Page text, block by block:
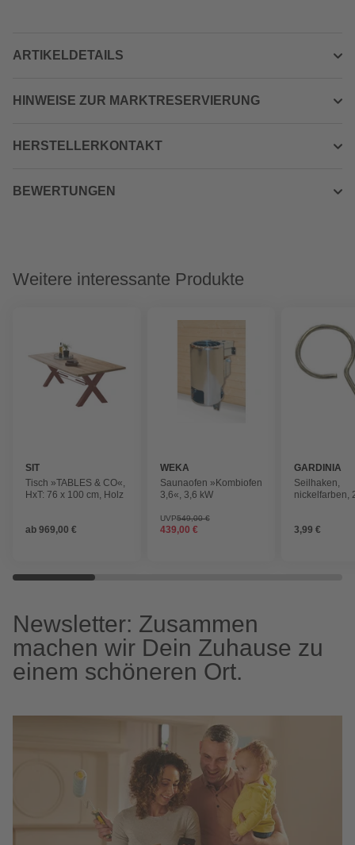
ARTIKELDETAILS
HINWEISE ZUR MARKTRESERVIERUNG
HERSTELLERKONTAKT
BEWERTUNGEN
Weitere interessante Produkte
SIT
Tisch »TABLES & CO«,
HxT: 76 x 100 cm, Holz
ab 969,00 €
WEKA
Saunaofen »Kombiofen
3,6«, 3,6 kW
UVP549,00 €
439,00 €
GARDINIA
Seilhaken,
nickelfarben,
3,99 €
Newsletter: Zusammen
machen wir Dein Zuhause zu
einem schöneren Ort.